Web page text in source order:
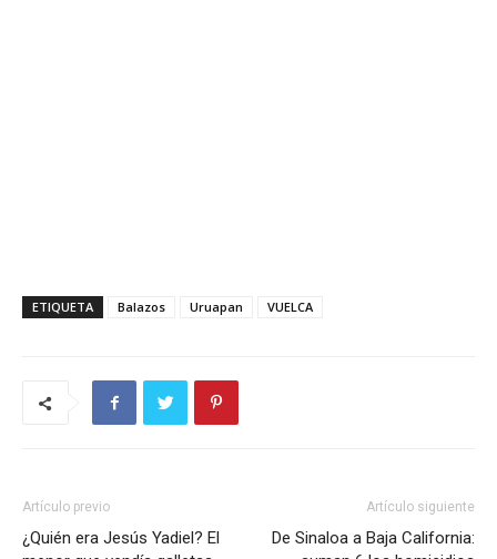
ETIQUETA Balazos Uruapan VUELCA
Artículo previo
¿Quién era Jesús Yadiel? El
Artículo siguiente
De Sinaloa a Baja California: